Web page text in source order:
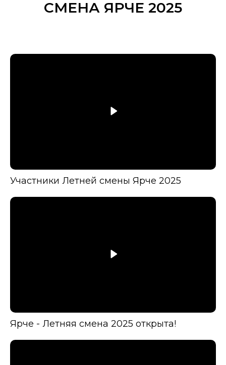
СМЕНА ЯРЧЕ 2025
Участники Летней смены Ярче 2025
Ярче - Летняя смена 2025 открыта!